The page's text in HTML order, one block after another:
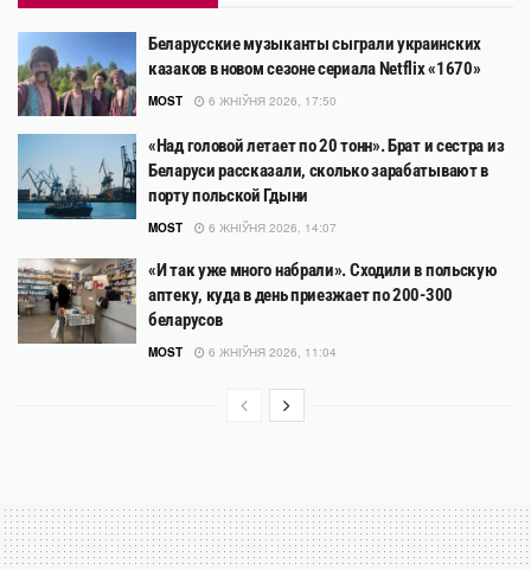
Беларусские музыканты сыграли украинских
казаков в новом сезоне сериала Netflix «1670»
MOST 6 ЖНІЎНЯ 2026, 17:50
«Над головой летает по 20 тонн». Брат и сестра из
Беларуси рассказали, сколько зарабатывают в
порту польской Гдыни
MOST 6 ЖНІЎНЯ 2026, 14:07
«И так уже много набрали». Сходили в польскую
аптеку, куда в день приезжает по 200-300
беларусов
MOST 6 ЖНІЎНЯ 2026, 11:04